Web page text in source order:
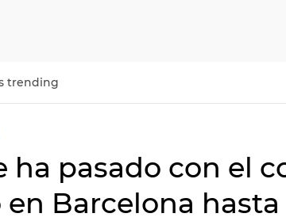
trending
ha pasado con el
Barcelona hasta